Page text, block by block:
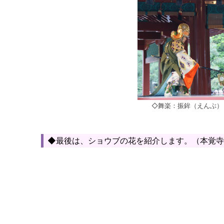
◇舞楽：振鉾（えんぶ）
◆最後は、ショウブの花を紹介します。（本覚